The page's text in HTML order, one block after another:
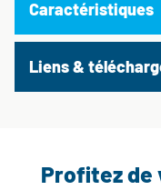
Caractéristiques
Liens &
Profitez de